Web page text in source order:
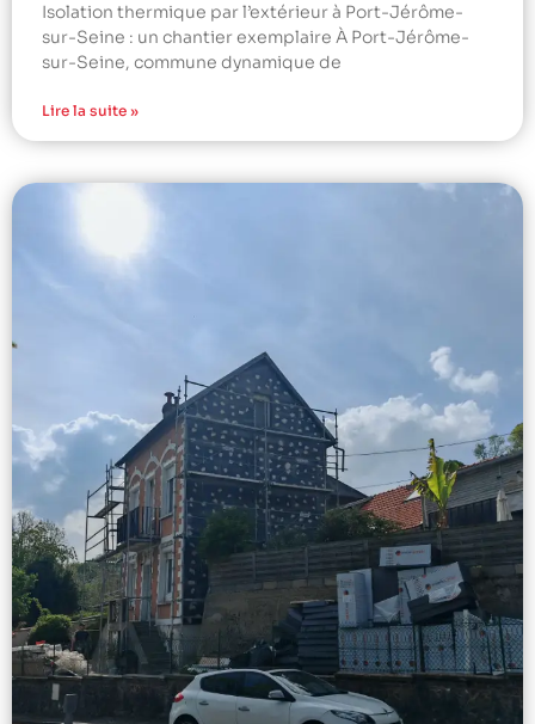
Isolation thermique par l’extérieur à Port-Jérôme-
sur-Seine : un chantier exemplaire À Port-Jérôme-
sur-Seine, commune dynamique de
Lire la suite »